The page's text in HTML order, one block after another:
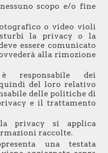
scopo e/o fine
o video violi
la privacy o la
essere comunicato
alla rimozione
responsabile dei
del loro relativo
delle politiche di
e il trattamento
privacy si applica
raccolte.
una testata